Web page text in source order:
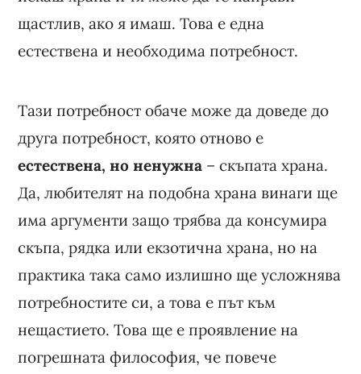
щастлив, ако я имаш. Това е една
естествена и необходима потребност.
Тази потребност обаче може да доведе до
друга потребност, която отново е
естествена, но ненужна – скъпата храна.
Да, любителят на подобна храна винаги ще
има аргументи защо трябва да консумира
скъпа, рядка или екзотична храна, но на
практика така само излишно ще усложнява
потребностите си, а това е път към
нещастието. Това ще е проявление на
погрешната философия, че повече